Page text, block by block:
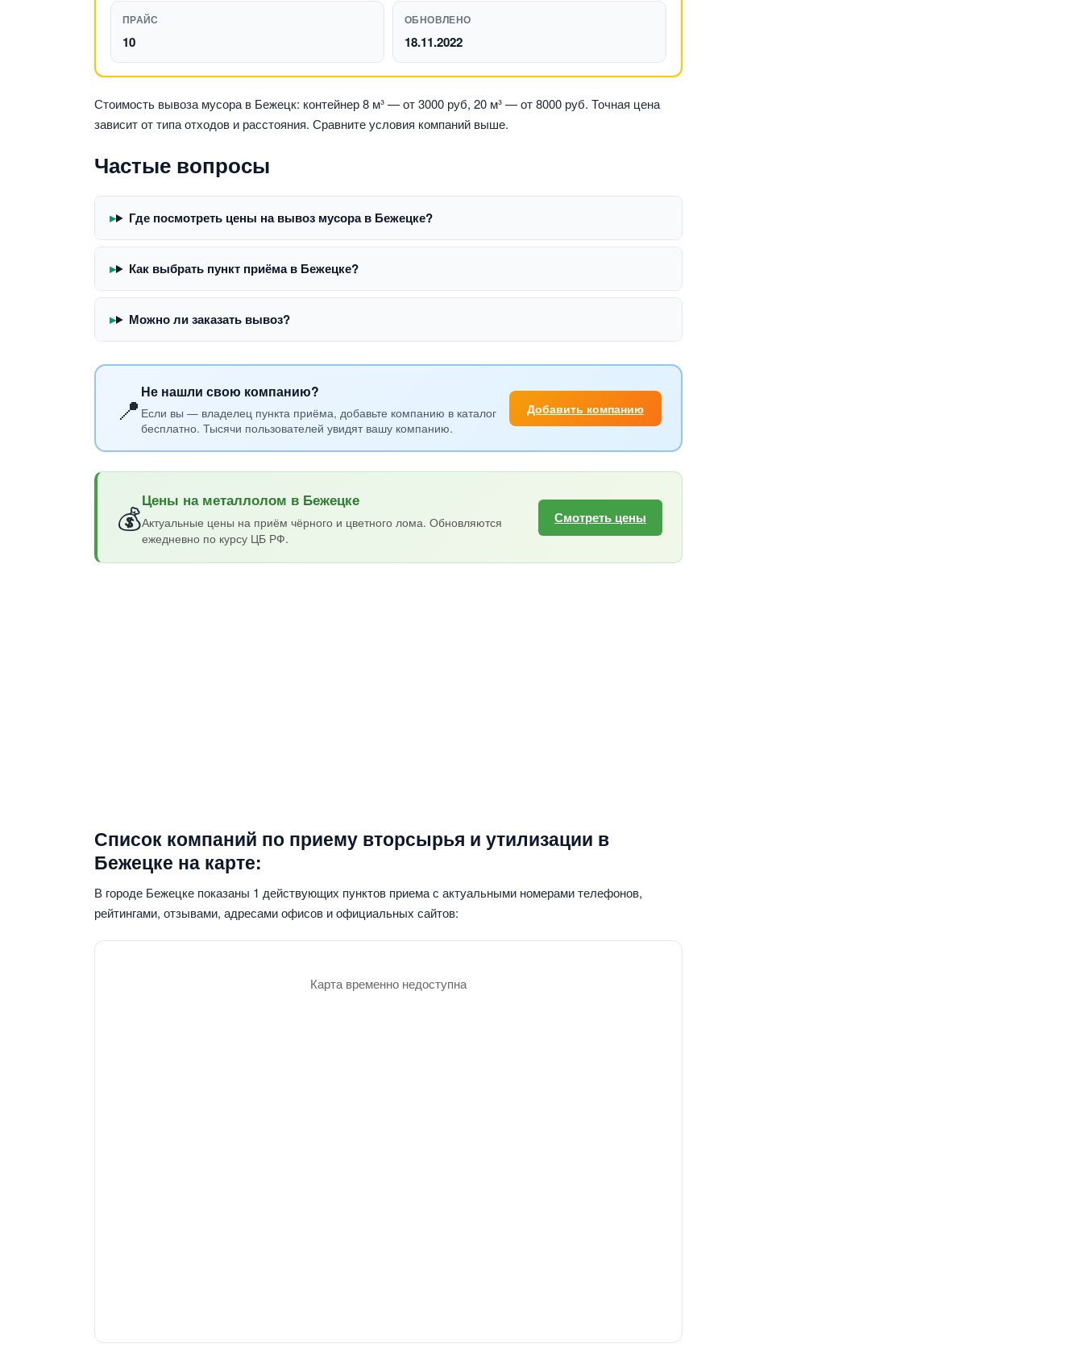
ПРАЙС
10
ОБНОВЛЕНО
18.11.2022
Стоимость вывоза мусора в Бежецк: контейнер 8 м³ — от 3000 руб, 20 м³ — от 8000 руб. Точная цена
зависит от типа отходов и расстояния. Сравните условия компаний выше.
Частые вопросы
Где посмотреть цены на вывоз мусора в Бежецке?
Как выбрать пункт приёма в Бежецке?
Можно ли заказать вывоз?
📍 Не нашли свою компанию?
Если вы — владелец пункта приёма, добавьте компанию в каталог
бесплатно. Тысячи пользователей увидят вашу компанию.
Добавить компанию
💰Цены на металлолом в Бежецке
Актуальные цены на приём чёрного и цветного лома. Обновляются
ежедневно по курсу ЦБ РФ.
Смотреть цены
Список компаний по приему вторсырья и утилизации в
Бежецке на карте:
В городе Бежецке показаны 1 действующих пунктов приема с актуальными номерами телефонов,
рейтингами, отзывами, адресами офисов и официальных сайтов:
Карта временно недоступна